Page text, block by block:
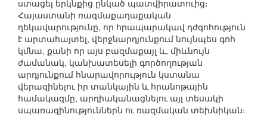
ստացել երկնքից ընկած պատվիրատուից։
Հայաստանի ռազմաքաղաքական
ղեկավարությունը, որ հրապարակավ դժգոհություն
է արտահայտել, վերջնարդյունքում նույնպես գոհ
կմնա, քանի որ այս բազմաքայլ և, միևնույն
ժամանակ, կանխատեսելի գործողության
արդյունքում հնարավորություն կստանա
վերազինելու իր տանկային և հրանոթային
համակազմը, արդիականացնելու այլ տեսակի
սպառազինություններն ու ռազմական տեխնիկան։